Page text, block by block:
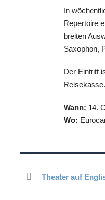
In
Repertoire
breiten
Saxophon,
Der Eintritt
Wann: 14.
Wo:
Theater auf